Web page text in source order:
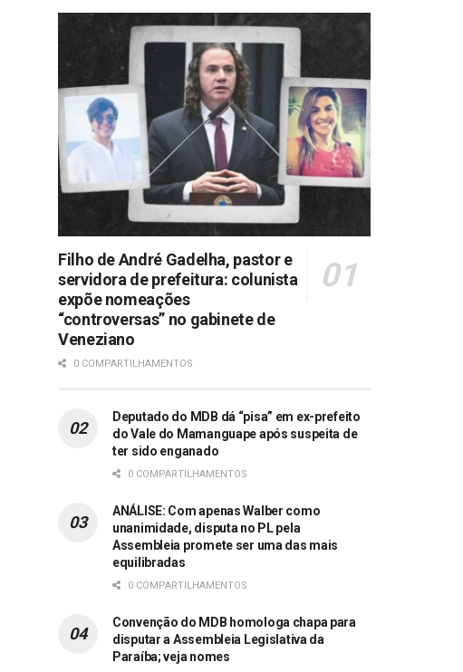
Filho de André Gadelha, pastor e
servidora de prefeitura: colunista
expõe nomeações
“controversas” no gabinete de
Veneziano
0 COMPARTILHAMENTOS
Deputado do MDB dá “pisa” em ex-prefeito
do Vale do Mamanguape após suspeita de
ter sido enganado
0 COMPARTILHAMENTOS
ANÁLISE: Com apenas Walber como
unanimidade, disputa no PL pela
Assembleia promete ser uma das mais
equilibradas
0 COMPARTILHAMENTOS
Convenção do MDB homologa chapa para
disputar a Assembleia Legislativa da
Paraíba; veja nomes